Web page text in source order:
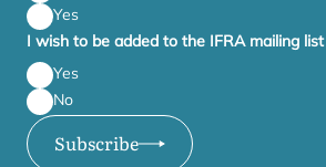
Yes
I wish to be added to the IFRA mailing list
Yes
No
Subscribe